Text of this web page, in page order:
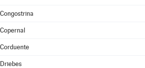
Congostrina
Copernal
Corduente
Driebes